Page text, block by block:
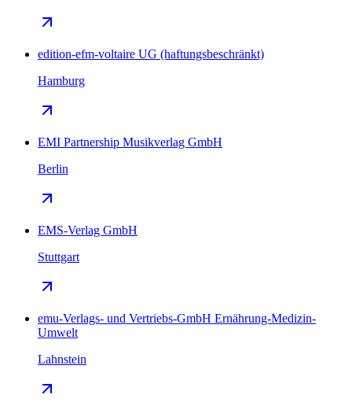
edition-efm-voltaire UG (haftungsbeschränkt)
Hamburg
EMI Partnership Musikverlag GmbH
Berlin
EMS-Verlag GmbH
Stuttgart
emu-Verlags- und Vertriebs-GmbH Ernährung-Medizin-
Umwelt
Lahnstein